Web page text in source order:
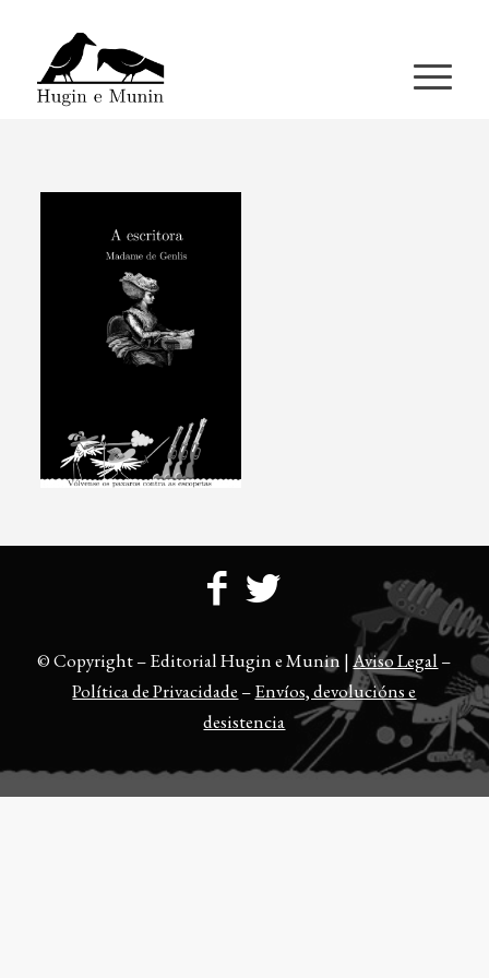
© Copyright – Editorial Hugin e Munin |Aviso Legal –
Política de Privacidade –Envíos, devolucións e
desistencia